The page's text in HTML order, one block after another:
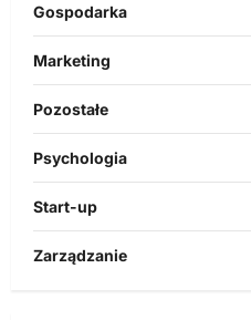
Gospodarka
Marketing
Pozostałe
Psychologia
Start-up
Zarządzanie